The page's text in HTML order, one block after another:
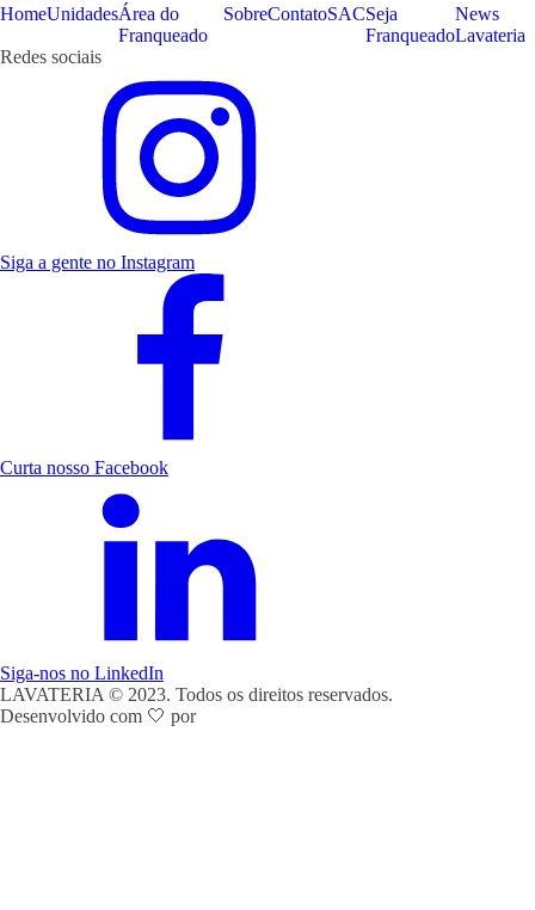
HomeUnidadesÁrea do
Franqueado
SobreContatoSACSeja
Franqueado
News
Lavateria
Redes sociais
Siga a gente no Instagram
Curta nosso Facebook
Siga-nos no LinkedIn
LAVATERIA © 2023. Todos os direitos reservados.
Desenvolvido com 🤍 por